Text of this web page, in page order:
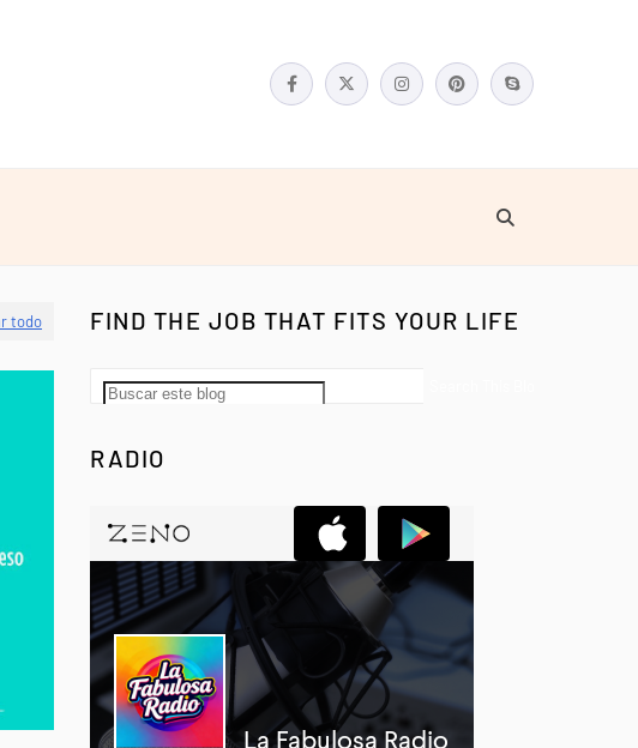
todo FIND THE JOB THAT FITS YOUR LIFE
RADIO